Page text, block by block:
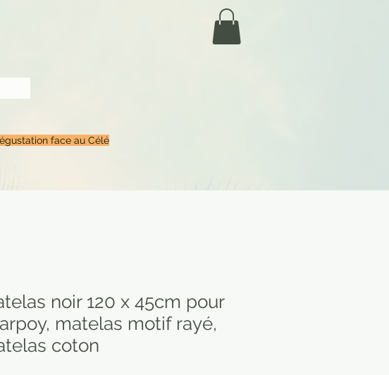
face au Célé
noir 120 x 45cm pour
matelas motif rayé,
coton